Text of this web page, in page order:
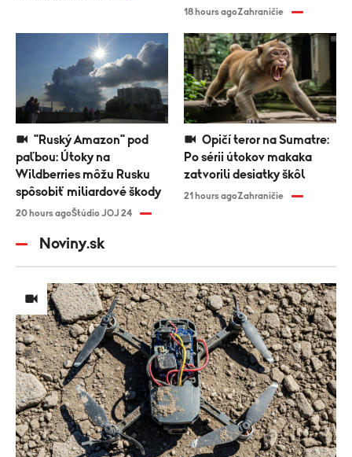
predmety
18 hours agoZahraničie
paľbou: Útoky na
Wildberries môžu Rusku
spôsobiť miliardové škody
20 hours agoŠtúdio JOJ 24
Po sérii útokov makaka
zatvorili desiatky škôl
21 hours agoZahraničie
Noviny.sk